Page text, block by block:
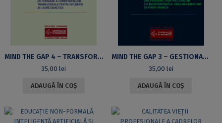
MIND THE GAP 4 – TRANSFORMAREA EXPERIENȚEI UNIVERSITARE: PROGRAME INTEGRATE DE FORMARE A COMPETENȚELOR TRANSVERSALE PENTRU STUDENȚI ȘI CADRE DIDACTICE
35,00lei
ADAUGĂ ÎN COȘ
MIND THE GAP 3 – GESTIONAREA TRANZIȚIILOR EDUCAȚIONALE LA NIVELUL ÎNVĂȚĂMÂNTULUI SUPERIOR DIN PERSPECTIVA RELAȚIILOR CU ÎNVĂȚĂMÂNTUL PREUNIVERSITAR ȘI PIAȚA MUNCII
35,00 lei
ADAUGĂ ÎN COȘ